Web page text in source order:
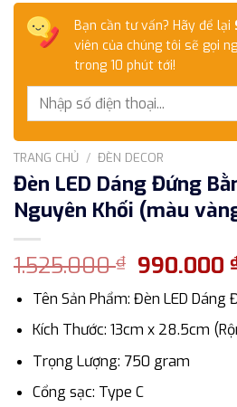
Bạn cần tư vấn? Hãy để lại
viên của chúng tôi sẽ gọi
trong 10 phút tới!
TRANG CHỦ / ĐÈN DECOR
Đèn LED Dáng Đứng
Nguyên Khối (màu
1.525.000₫ Giá
gốc
là:
990.000
Tên Sản Phẩm: Đèn LED Dáng
Kích Thước: 13cm x 28.5cm
Trọng Lượng: 750 gram
Cổng sạc: Type C